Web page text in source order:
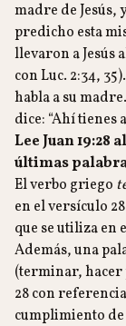
madre de Jesús,
predicho esta
llevaron a Jesús
con Luc. 2:34,
habla a su
dice: “Ahí tienes
Lee Juan 19:28
últimas
El verbo griego
en el versículo
que se utiliza en
Además, una
(terminar, hacer
28 con
cumplimiento